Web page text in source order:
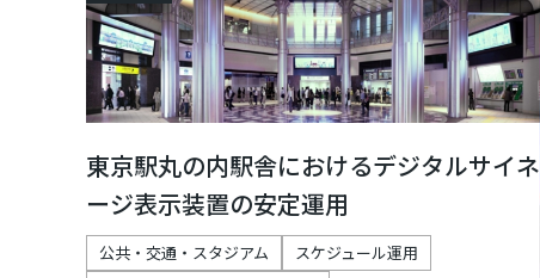
東京駅丸の内駅舎におけるデジタルサイネ
ージ表示装置の安定運用
公共・交通・スタジアム
スケジュール運用